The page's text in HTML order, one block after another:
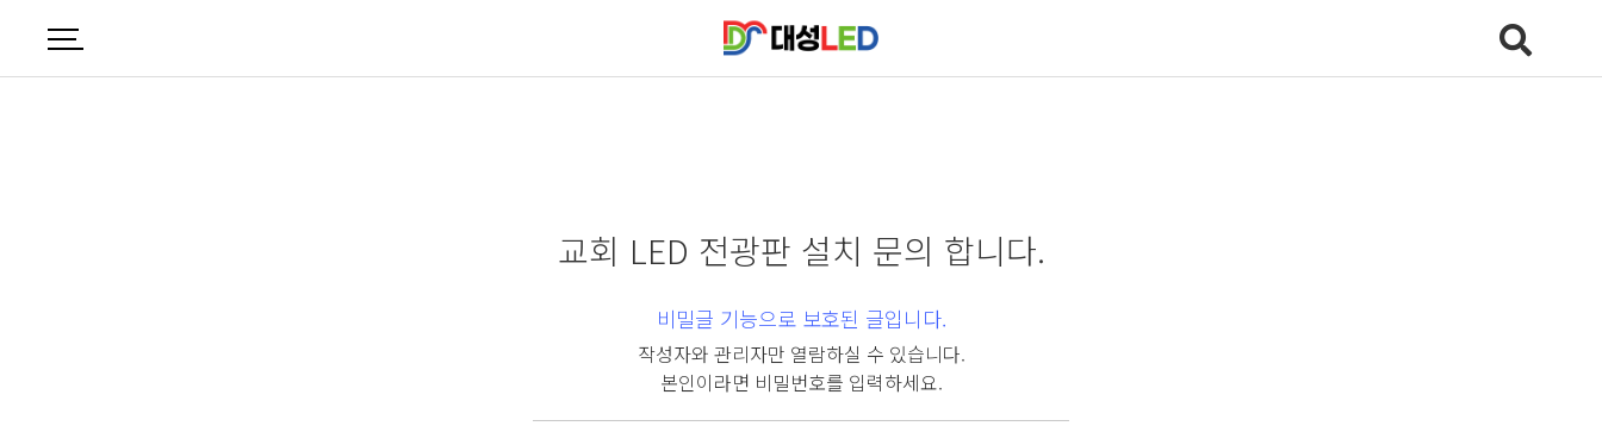
교회 LED 전광판 설치 문의 합니다.
비밀글 기능으로 보호된 글입니다.
작성자와 관리자만 열람하실 수 있습니다.
본인이라면 비밀번호를 입력하세요.